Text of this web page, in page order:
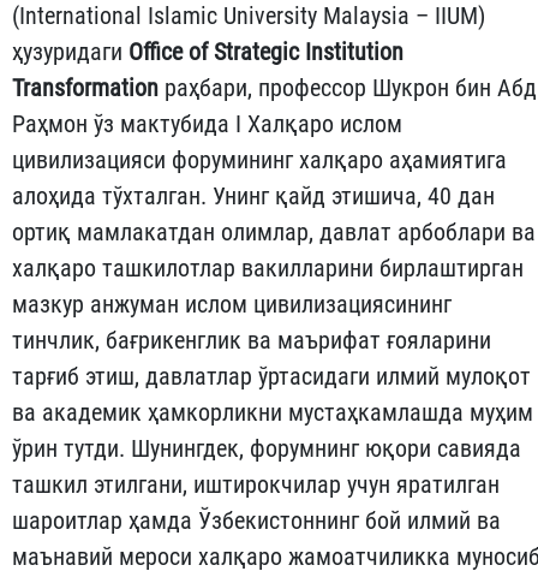
(International Islamic University Malaysia – IIUM)
ҳузуридаги Office of Strategic Institution
Transformation раҳбари, профессор Шукрон бин Абд
Раҳмон ўз мактубида I Халқаро ислом
цивилизацияси форумининг халқаро аҳамиятига
алоҳида тўхталган. Унинг қайд этишича, 40 дан
ортиқ мамлакатдан олимлар, давлат арбоблари ва
халқаро ташкилотлар вакилларини бирлаштирган
мазкур анжуман ислом цивилизациясининг
тинчлик, бағрикенглик ва маърифат ғояларини
тарғиб этиш, давлатлар ўртасидаги илмий мулоқот
ва академик ҳамкорликни мустаҳкамлашда муҳим
ўрин тутди. Шунингдек, форумнинг юқори савияда
ташкил этилгани, иштирокчилар учун яратилган
шароитлар ҳамда Ўзбекистоннинг бой илмий ва
маънавий мероси халқаро жамоатчиликка